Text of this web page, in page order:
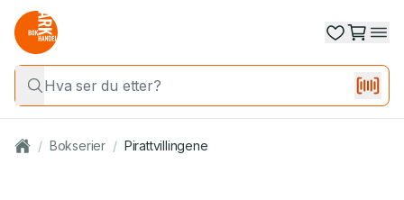
/ Bokserier / Pirattvillingene